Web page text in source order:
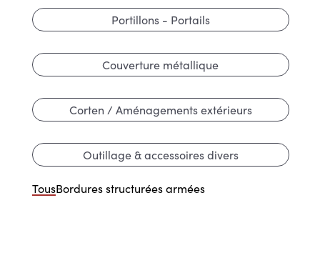
Portillons - Portails
Couverture métallique
Corten / Aménagements extérieurs
Outillage & accessoires divers
TousBordures structurées armées